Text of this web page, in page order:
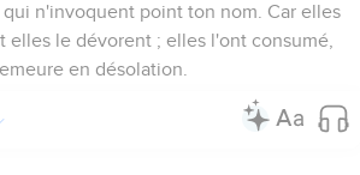
qui n'invoquent point ton nom. Car elles
elles le dévorent ; elles l'ont consumé,
en désolation.